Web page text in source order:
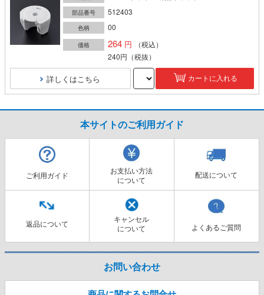
部品番号 512403
色柄 00
価格 264
（税込）
240円 （税抜）
詳しくはこちら カートに入れる
本サイトのご利用ガイド
ご利用ガイド
お支払い方法
について
配送について
返品について
キャンセル
について
よくあるご質問
お問い合わせ